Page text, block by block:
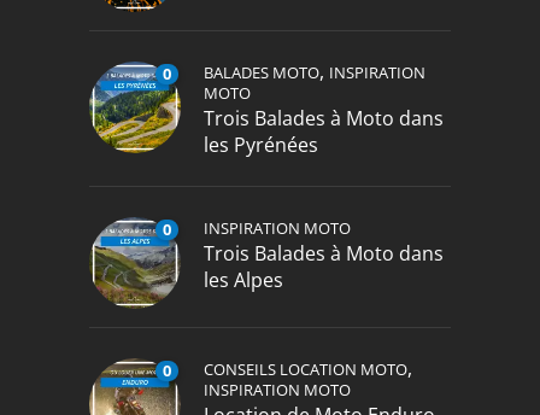
0 BALADES MOTO, INSPIRATION
MOTO
Trois Balades à Moto dans
les Pyrénées
0 INSPIRATION MOTO
Trois Balades à Moto dans
les Alpes
0 CONSEILS LOCATION MOTO,
INSPIRATION MOTO